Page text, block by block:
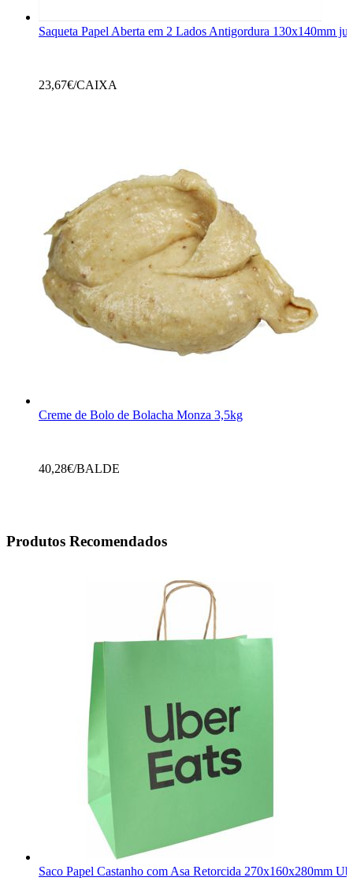
Saqueta Papel Aberta em 2 Lados Antigordura 130x140mm
23,67€/CAIXA
Creme de Bolo de Bolacha Monza 3,5kg
40,28€/BALDE
Produtos Recomendados
Saco Papel Castanho com Asa Retorcida 270x160x280mm